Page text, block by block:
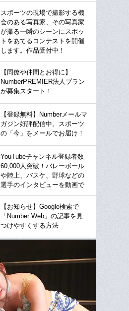
スポーツの現場で撮影する機
会のある写真家、その写真家
が撮る一瞬のシーンにスポッ
トをあてるコンテストを開催
します。作品受付中！
【同僚や仲間とお得に】
NumberPREMIER法人プラン
が募集スタート！
【登録無料】Numberメールマ
ガジン好評配信中。スポーツ
の「今」をメールでお届け！
YouTubeチャンネル登録者数
60,000人突破！バレーボール
や陸上、バスケ、野球などの
選手のインタビューを動画で
【お知らせ】Google検索で
「Number Web」の記事を見
つけやすくする方法